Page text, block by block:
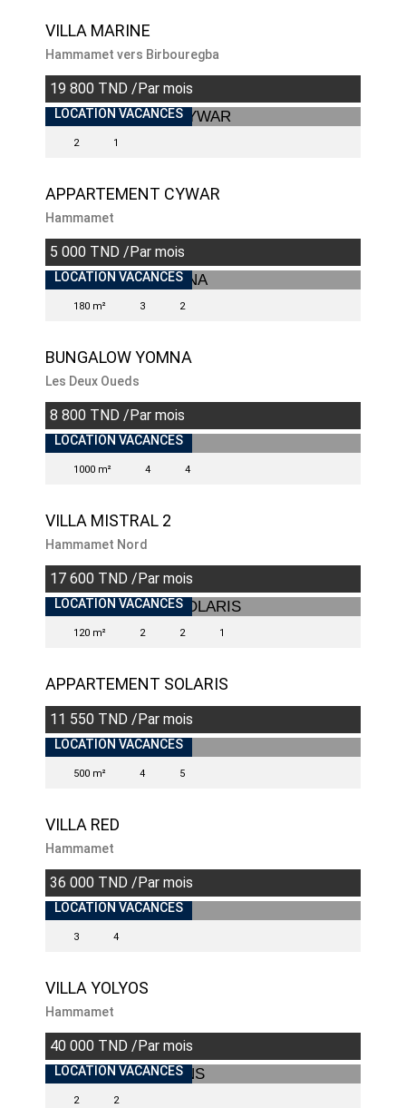
VILLA MARINE
Hammamet vers Birbouregba
19 800 TND /Par mois
LOCATION VACANCES
2 1
APPARTEMENT CYWAR
Hammamet
5 000 TND /Par mois
LOCATION VACANCES
180 m² 3 2
BUNGALOW YOMNA
Les Deux Oueds
8 800 TND /Par mois
INDISPONIBLE
LOCATION VACANCES
1000 m² 4 4
VILLA MISTRAL 2
Hammamet Nord
17 600 TND /Par mois
INDISPONIBLE
LOCATION VACANCES
120 m² 2 2 1
APPARTEMENT SOLARIS
11 550 TND /Par mois
LOCATION VACANCES
500 m² 4 5
VILLA RED
Hammamet
36 000 TND /Par mois
LOCATION VACANCES
3 4
VILLA YOLYOS
Hammamet
40 000 TND /Par mois
INDISPONIBLE
LOCATION VACANCES
2 2